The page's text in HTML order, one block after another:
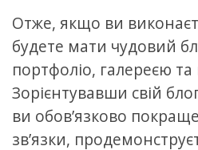
Отже, якщо ви
будете мати чудовий
портфоліо, галереєю та
Зорієнтувавши свій
ви обов’язково
зв’язки,